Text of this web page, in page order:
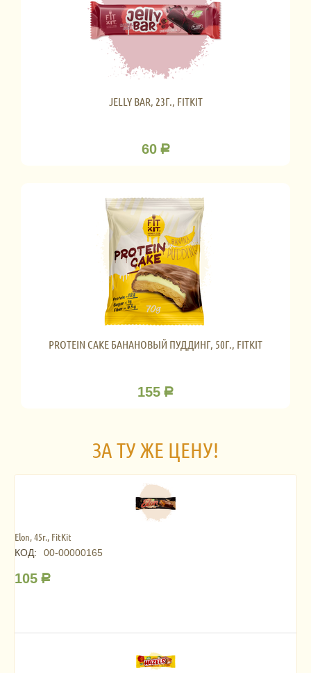
JELLY BAR, 23Г., FITKIT
60 Р
PROTEIN CAKE БАНАНОВЫЙ ПУДДИНГ, 50Г., FITKIT
155 Р
ЗА ТУ ЖЕ ЦЕНУ!
Elon, 45г., FitKit
КОД: 00-00000165
105 Р